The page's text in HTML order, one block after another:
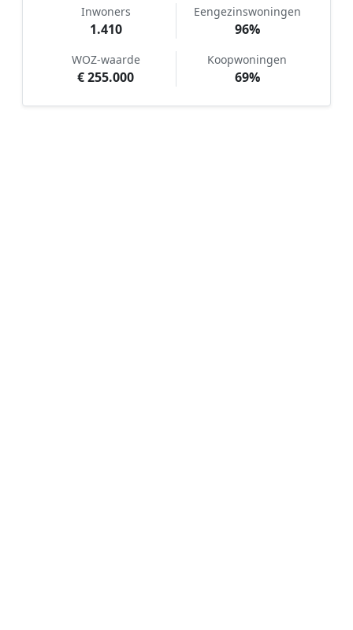
Inwoners
1.410
Eengezinswoningen
96%
WOZ-waarde
€ 255.000
Koopwoningen
69%